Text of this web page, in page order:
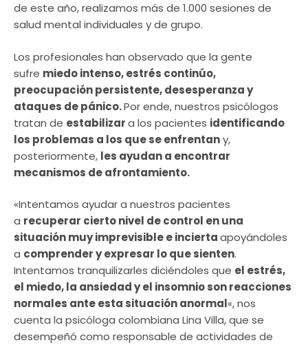
de este año, realizamos más de 1.000 sesiones de
salud mental individuales y de grupo.
Los profesionales han observado que la gente
sufre miedo intenso, estrés continúo,
preocupación persistente, desesperanza y
ataques de pánico.Por ende, nuestros psicólogos
tratan de estabilizara los pacientes identificando
los problemas a los que se enfrentany,
posteriormente, les ayudan a encontrar
mecanismos de afrontamiento.
«Intentamos ayudar a nuestros pacientes
a recuperar cierto nivel de control en una
situación muy imprevisible e inciertaapoyándoles
a comprender y expresar lo que sienten.
Intentamos tranquilizarles diciéndoles que el estrés,
el miedo, la ansiedad y el insomnio son reacciones
normales ante esta situación anormal«, nos
cuenta la psicóloga colombiana Lina Villa, que se
desempeñó como responsable de actividades de